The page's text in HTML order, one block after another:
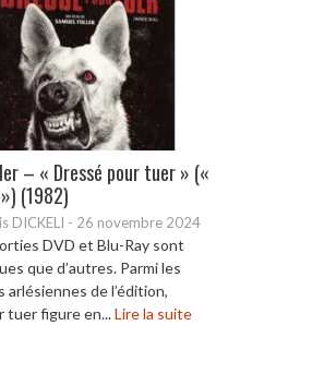
– « Dressé pour tuer » («
(1982)
DICKELI - 26 novembre 2024
DVD et Blu-Ray sont
que d’autres. Parmi les
arlésiennes de l’édition,
tuer figure en...Lire la suite